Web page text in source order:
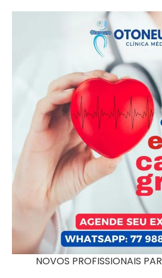
NOVOS PROFISSIONAIS